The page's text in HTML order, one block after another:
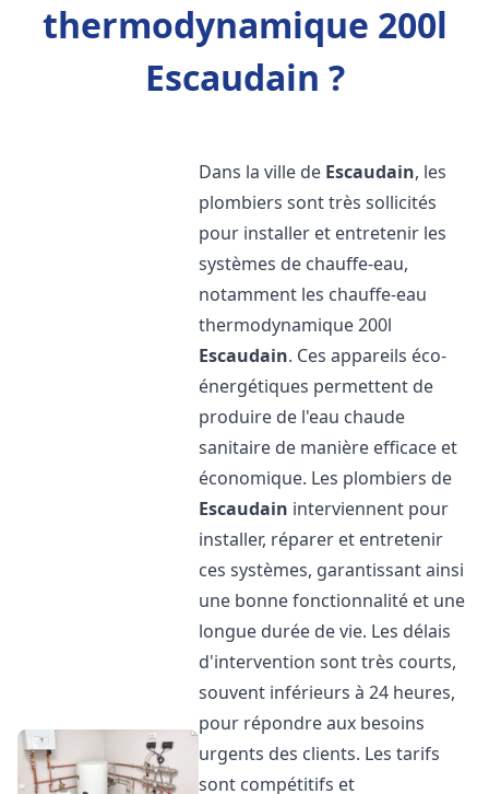
thermodynamique 200l
Escaudain ?
Dans la ville de Escaudain, les
plombiers sont très sollicités
pour installer et entretenir les
systèmes de chauffe-eau,
notamment les chauffe-eau
thermodynamique 200l
Escaudain. Ces appareils éco-
énergétiques permettent de
produire de l'eau chaude
sanitaire de manière efficace et
économique. Les plombiers de
Escaudain interviennent pour
installer, réparer et entretenir
ces systèmes, garantissant ainsi
une bonne fonctionnalité et une
longue durée de vie. Les délais
d'intervention sont très courts,
souvent inférieurs à 24 heures,
pour répondre aux besoins
urgents des clients. Les tarifs
sont compétitifs et